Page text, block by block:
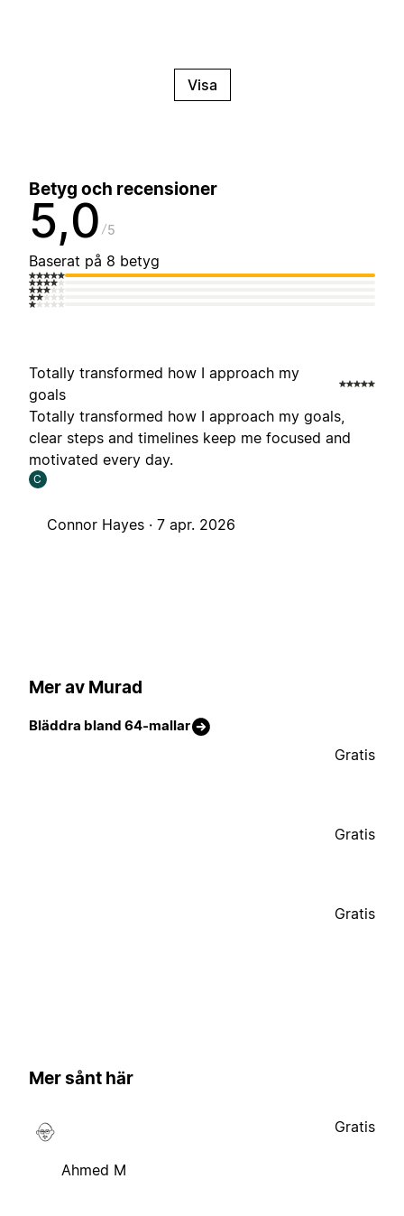
Visa
Betyg och recensioner
5,0 5
Baserat på 8 betyg
Totally transformed how I approach my
goals
Totally transformed how I approach my goals,
clear steps and timelines keep me focused and
motivated every day.
C
Connor Hayes · 7 apr. 2026
Mer av Murad
Bläddra bland 64-mallar
Gratis
Gratis
Gratis
Mer sånt här
Ahmed M
Gratis